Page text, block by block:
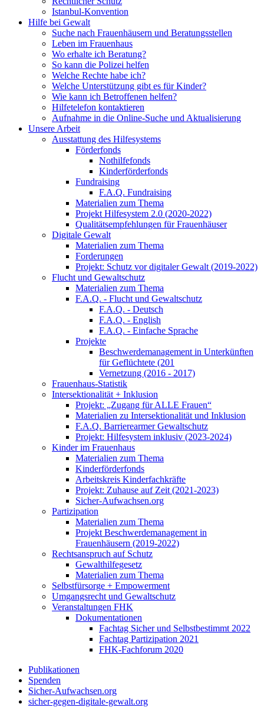
Istanbul-Konvention
Hilfe bei Gewalt
Suche nach Frauenhäusern und Beratungsstellen
Leben im Frauenhaus
Wo erhalte ich Beratung?
So kann die Polizei helfen
Welche Rechte habe ich?
Welche Unterstützung gibt es für Kinder?
Wie kann ich Betroffenen helfen?
Hilfetelefon kontaktieren
Aufnahme in die Online-Suche und Aktualisierung
Unsere Arbeit
Ausstattung des Hilfesystems
Förderfonds
Nothilfefonds
Kinderförderfonds
Fundraising
F.A.Q. Fundraising
Materialien zum Thema
Projekt Hilfesystem 2.0 (2020-2022)
Qualitätsempfehlungen für Frauenhäuser
Digitale Gewalt
Materialien zum Thema
Forderungen
Projekt: Schutz vor digitaler Gewalt (2019-2022)
Flucht und Gewaltschutz
Materialien zum Thema
F.A.Q. - Flucht und Gewaltschutz
F.A.Q. - Deutsch
F.A.Q. - English
F.A.Q. - Einfache Sprache
Projekte
Beschwerdemanagement in Unterkünften
für Geflüchtete (201
Vernetzung (2016 - 2017)
Frauenhaus-Statistik
Intersektionalität + Inklusion
Projekt: „Zugang für ALLE Frauen“
Materialien zu Intersektionalität und Inklusion
F.A.Q. Barrierearmer Gewaltschutz
Projekt: Hilfesystem inklusiv (2023-2024)
Kinder im Frauenhaus
Materialien zum Thema
Kinderförderfonds
Arbeitskreis Kinderfachkräfte
Projekt: Zuhause auf Zeit (2021-2023)
Sicher-Aufwachsen.org
Partizipation
Materialien zum Thema
Projekt Beschwerdemanagement in
Frauenhäusern (2019-2022)
Rechtsanspruch auf Schutz
Gewalthilfegesetz
Materialien zum Thema
Selbstfürsorge + Empowerment
Umgangsrecht und Gewaltschutz
Veranstaltungen FHK
Dokumentationen
Fachtag Sicher und Selbstbestimmt 2022
Fachtag Partizipation 2021
FHK-Fachforum 2020
Publikationen
Spenden
Sicher-Aufwachsen.org
sicher-gegen-digitale-gewalt.org